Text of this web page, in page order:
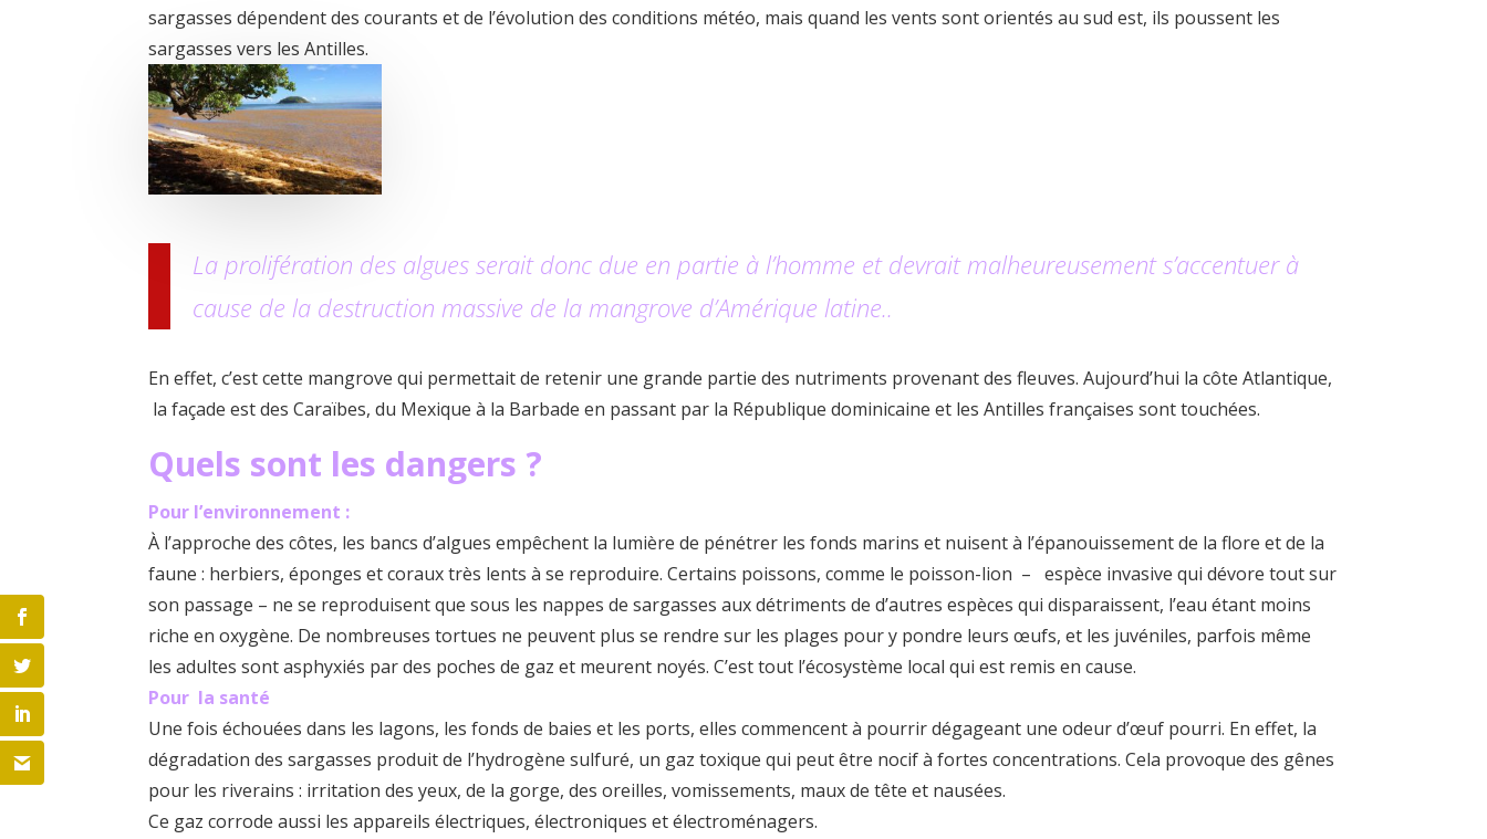
sargasses dépendent des courants et de l’évolution des conditions météo, mais quand les vents sont orientés au sud est, ils poussent les
sargasses vers les Antilles.
La prolifération des algues serait donc due en partie à l’homme et devrait malheureusement s’accentuer à
cause de la destruction massive de la mangrove d’Amérique latine..
En effet, c’est cette mangrove qui permettait de retenir une grande partie des nutriments provenant des fleuves. Aujourd’hui la côte Atlantique,
la façade est des Caraïbes, du Mexique à la Barbade en passant par la République dominicaine et les Antilles françaises sont touchées.
Quels sont les dangers ?
Pour l’environnement :
À l’approche des côtes, les bancs d’algues empêchent la lumière de pénétrer les fonds marins et nuisent à l’épanouissement de la flore et de la
faune : herbiers, éponges et coraux très lents à se reproduire. Certains poissons, comme le poisson-lion – espèce invasive qui dévore tout sur
son passage – ne se reproduisent que sous les nappes de sargasses aux détriments de d’autres espèces qui disparaissent, l’eau étant moins
riche en oxygène. De nombreuses tortues ne peuvent plus se rendre sur les plages pour y pondre leurs œufs, et les juvéniles, parfois même
les adultes sont asphyxiés par des poches de gaz et meurent noyés. C’est tout l’écosystème local qui est remis en cause.
Pour la santé
Une fois échouées dans les lagons, les fonds de baies et les ports, elles commencent à pourrir dégageant une odeur d’œuf pourri. En effet, la
dégradation des sargasses produit de l’hydrogène sulfuré, un gaz toxique qui peut être nocif à fortes concentrations. Cela provoque des gênes
pour les riverains : irritation des yeux, de la gorge, des oreilles, vomissements, maux de tête et nausées.
Ce gaz corrode aussi les appareils électriques, électroniques et électroménagers.